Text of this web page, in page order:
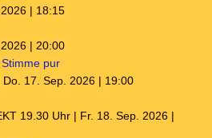
| 18:15
| 20:00
pur
17. Sep. 2026 | 19:00
19.30 Uhr | Fr. 18. Sep. 2026 |